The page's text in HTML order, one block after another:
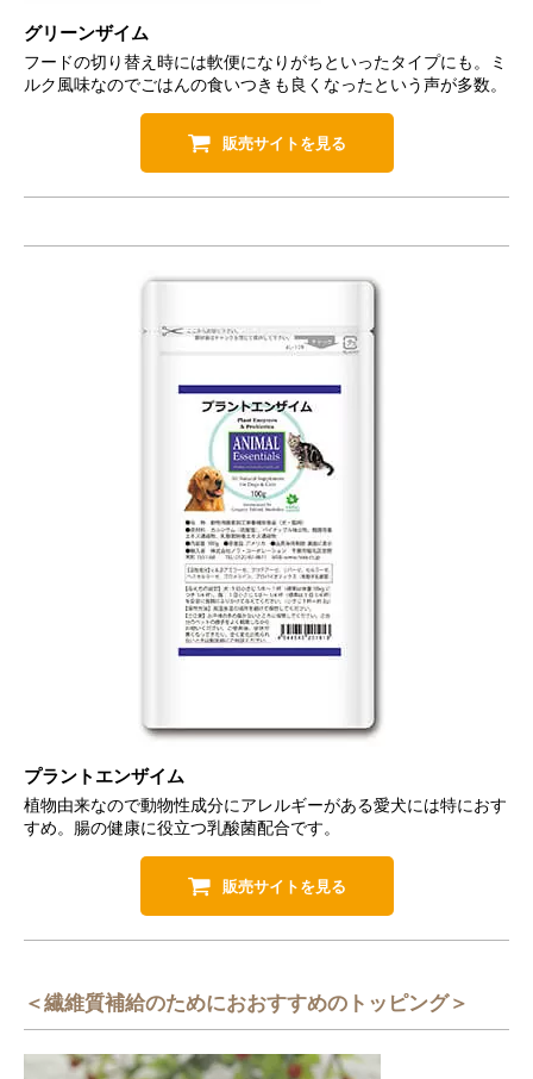
グリーンザイム
フードの切り替え時には軟便になりがちといったタイプにも。ミ
ルク風味なのでごはんの食いつきも良くなったという声が多数。
販売サイトを見る
プラントエンザイム
植物由来なので動物性成分にアレルギーがある愛犬には特におす
すめ。腸の健康に役立つ乳酸菌配合です。
販売サイトを見る
＜繊維質補給のためにおおすすめのトッピング＞